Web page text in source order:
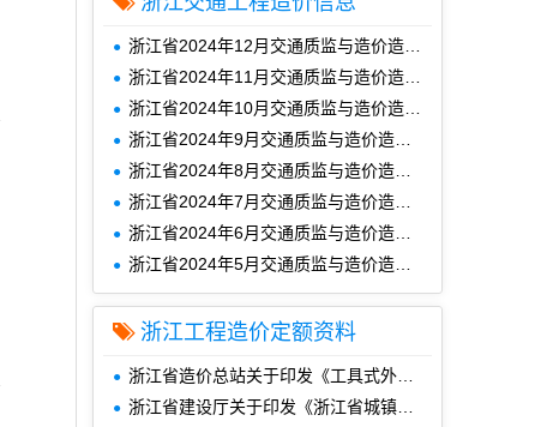
浙江省2024年12月交通质监与造价造价信息
浙江省2024年11月交通质监与造价造价信息
浙江省2024年10月交通质监与造价造价信息
浙江省2024年9月交通质监与造价造价信息
浙江省2024年8月交通质监与造价造价信息
浙江省2024年7月交通质监与造价造价信息
浙江省2024年6月交通质监与造价造价信息
浙江省2024年5月交通质监与造价造价信息
浙江工程造价定额资料
浙江省造价总站关于印发《工具式外墙脚手架浙江省补充定额》的通知(浙建站计〔2024〕4号)
浙江省建设厅关于印发《浙江省城镇老旧小区改造工程计价规定》的通知浙建建发〔2023〕117号